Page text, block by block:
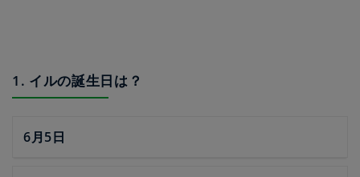
1. イルの誕生日は？
6月5日